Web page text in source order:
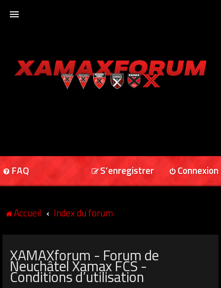
XAMAXFORUM
FAQ Connexion
S’enregistrer
Accueil Index du forum
XAMAXforum - Forum de
Neuchâtel Xamax FCS -
Conditions d’utilisation